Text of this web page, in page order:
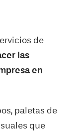
de
las
en
paletas de
que